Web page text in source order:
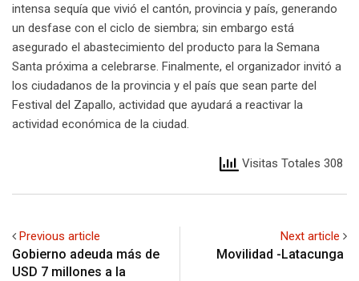
intensa sequía que vivió el cantón, provincia y país, generando
un desfase con el ciclo de siembra; sin embargo está
asegurado el abastecimiento del producto para la Semana
Santa próxima a celebrarse. Finalmente, el organizador invitó a
los ciudadanos de la provincia y el país que sean parte del
Festival del Zapallo, actividad que ayudará a reactivar la
actividad económica de la ciudad.
Visitas Totales 308
Previous article
Gobierno adeuda más de
USD 7 millones a la
Next article
Movilidad -Latacunga